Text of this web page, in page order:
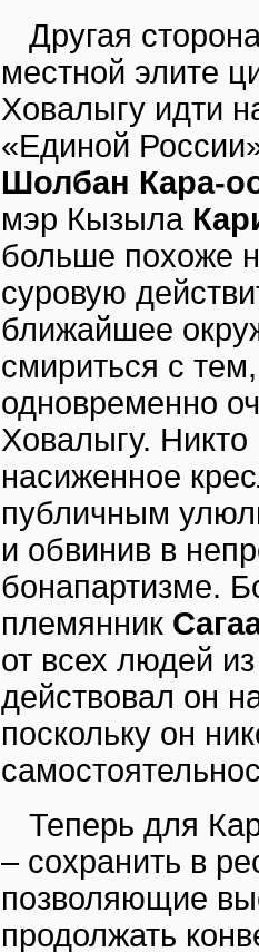
Другая
местной элите
Ховалыгу идти
«Единой
Шолбан Кара-
мэр Кызыла
больше похоже
суровую
ближайшее
смириться с
одновременно
Ховалыгу.
насиженное
публичным
и обвинив в
бонапартизме.
племянник
от всех людей
действовал он
поскольку он
Теперь для
– сохранить в
позволяющие
продолжать